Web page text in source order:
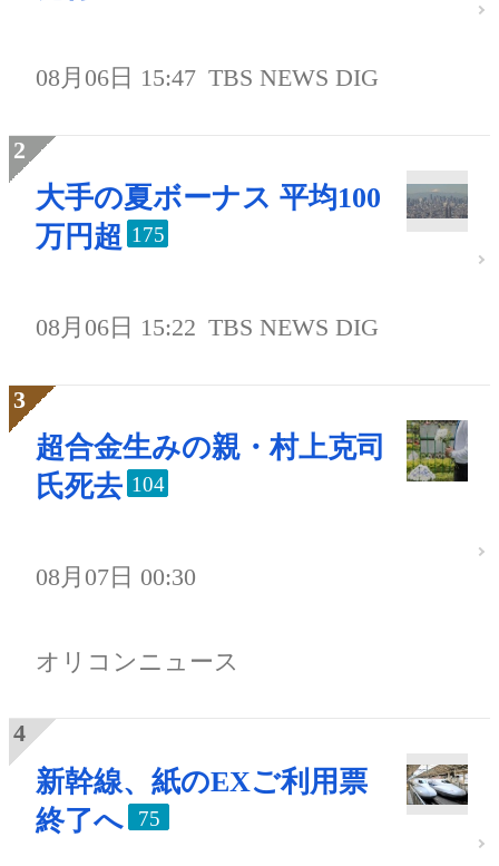
08月06日 15:47 TBS NEWS DIG
大手の夏ボーナス 平均100
万円超 175
08月06日 15:22 TBS NEWS DIG
超合金生みの親・村上克司
氏死去 104
08月07日 00:30
オリコンニュース
新幹線、紙のEXご利用票
終了へ
75